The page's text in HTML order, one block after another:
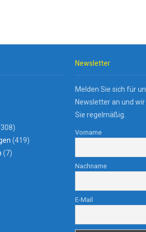
(419)
(7)
Newsletter
Melden Sie sich für
Newsletter an und
Sie regelmäßig.
Vorname
Nachname
E-Mail